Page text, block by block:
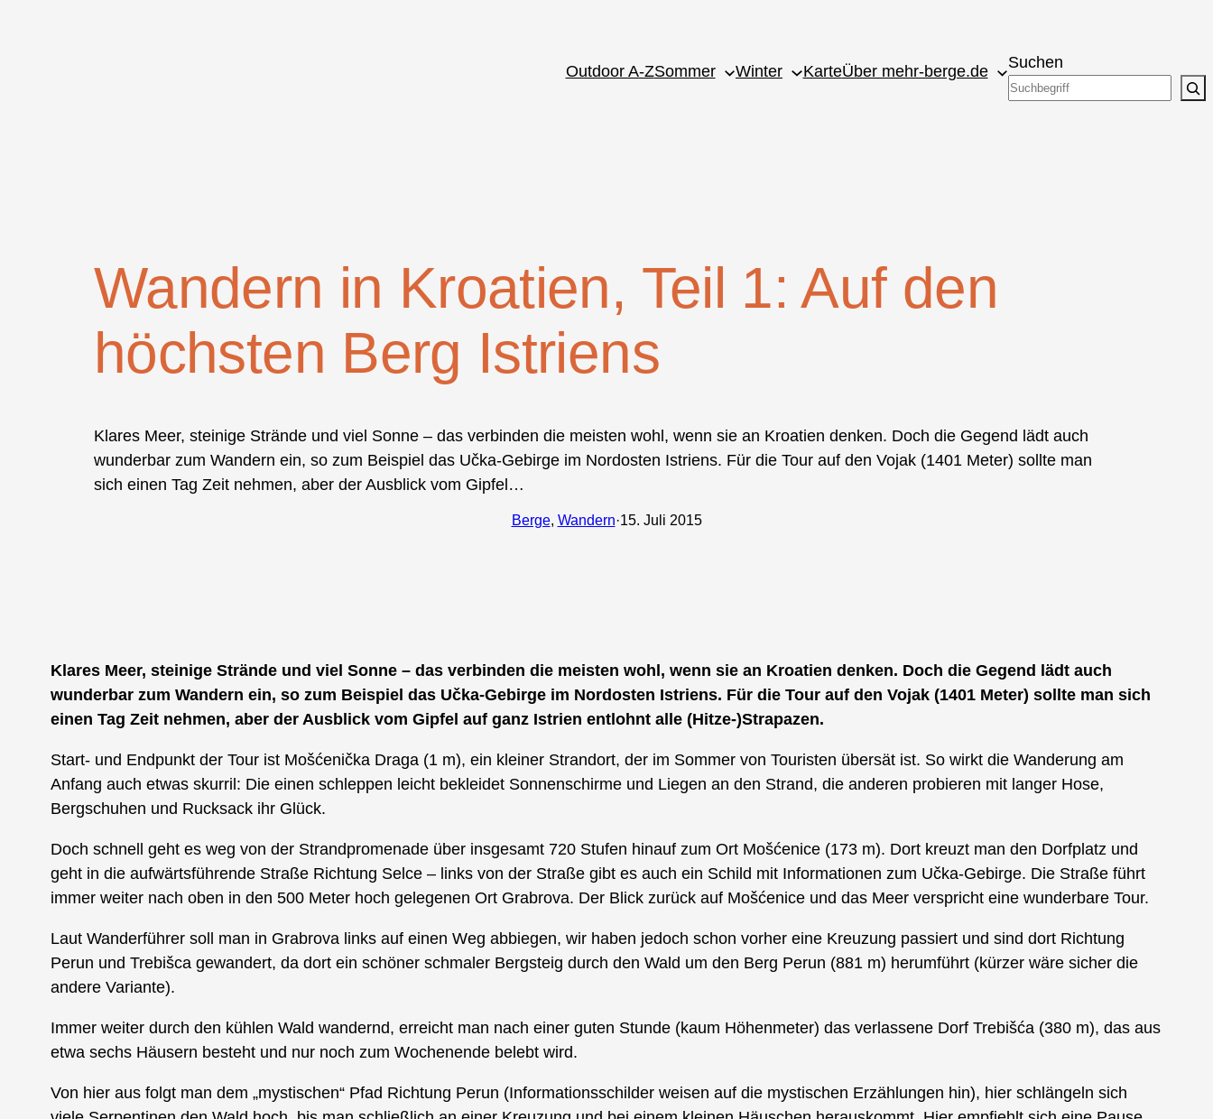
Outdoor A-ZSommer Winter KarteÜber mehr-berge.de Suchen
Wandern in Kroatien, Teil 1: Auf den
höchsten Berg Istriens
Klares Meer, steinige Strände und viel Sonne – das verbinden die meisten wohl, wenn sie an Kroatien denken. Doch die Gegend lädt auch
wunderbar zum Wandern ein, so zum Beispiel das Učka-Gebirge im Nordosten Istriens. Für die Tour auf den Vojak (1401 Meter) sollte man
sich einen Tag Zeit nehmen, aber der Ausblick vom Gipfel…
Berge, Wandern·15. Juli 2015
Klares Meer, steinige Strände und viel Sonne – das verbinden die meisten wohl, wenn sie an Kroatien denken. Doch die Gegend lädt auch
wunderbar zum Wandern ein, so zum Beispiel das Učka-Gebirge im Nordosten Istriens. Für die Tour auf den Vojak (1401 Meter) sollte man sich
einen Tag Zeit nehmen, aber der Ausblick vom Gipfel auf ganz Istrien entlohnt alle (Hitze-)Strapazen.
Start- und Endpunkt der Tour ist Mošćenička Draga (1 m), ein kleiner Strandort, der im Sommer von Touristen übersät ist. So wirkt die Wanderung am
Anfang auch etwas skurril: Die einen schleppen leicht bekleidet Sonnenschirme und Liegen an den Strand, die anderen probieren mit langer Hose,
Bergschuhen und Rucksack ihr Glück.
Doch schnell geht es weg von der Strandpromenade über insgesamt 720 Stufen hinauf zum Ort Mošćenice (173 m). Dort kreuzt man den Dorfplatz und
geht in die aufwärtsführende Straße Richtung Selce – links von der Straße gibt es auch ein Schild mit Informationen zum Učka-Gebirge. Die Straße führt
immer weiter nach oben in den 500 Meter hoch gelegenen Ort Grabrova. Der Blick zurück auf Mošćenice und das Meer verspricht eine wunderbare Tour.
Laut Wanderführer soll man in Grabrova links auf einen Weg abbiegen, wir haben jedoch schon vorher eine Kreuzung passiert und sind dort Richtung
Perun und Trebišca gewandert, da dort ein schöner schmaler Bergsteig durch den Wald um den Berg Perun (881 m) herumführt (kürzer wäre sicher die
andere Variante).
Immer weiter durch den kühlen Wald wandernd, erreicht man nach einer guten Stunde (kaum Höhenmeter) das verlassene Dorf Trebišća (380 m), das aus
etwa sechs Häusern besteht und nur noch zum Wochenende belebt wird.
Von hier aus folgt man dem „mystischen“ Pfad Richtung Perun (Informationsschilder weisen auf die mystischen Erzählungen hin), hier schlängeln sich